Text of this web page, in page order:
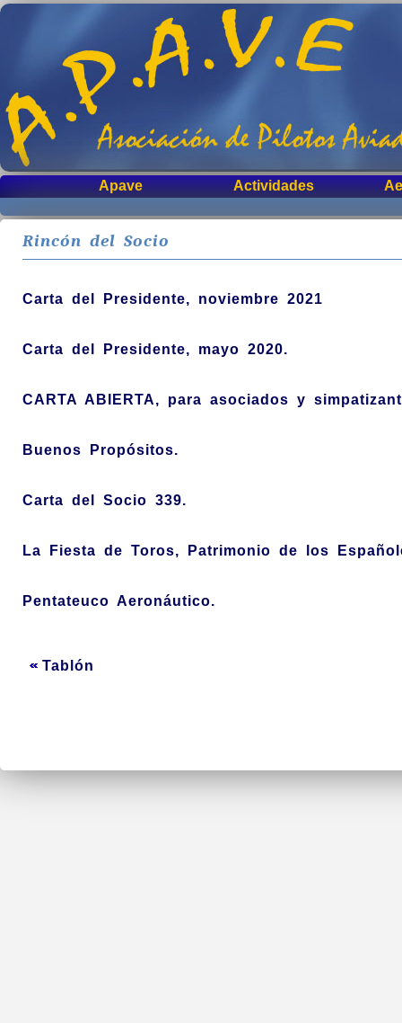
Apave Actividades
Rincón del Socio
Carta del Presidente, noviembre 2021
Carta del Presidente, mayo 2020.
CARTA ABIERTA, para asociados y
Buenos Propósitos.
Carta del Socio 339.
La Fiesta de Toros, Patrimonio de los
Pentateuco Aeronáutico.
Tablón